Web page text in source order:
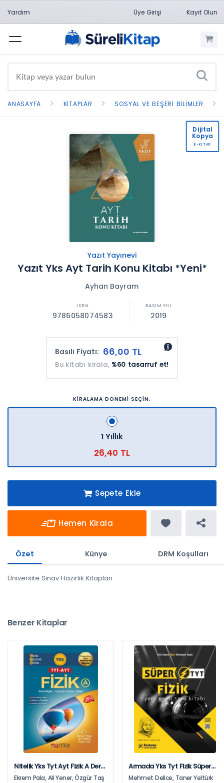
Yardım Üye Girişi Kayıt Olun
Menü
ANASAYFA KITAPLAR SOSYAL VE BEŞERI BILIMLER
Yazıt Yayınevi
Yazıt Yks Ayt Tarih Konu Kitabı *Yeni*
Ayhan Bayram
9786058074583 2019
Basılı Fiyatı: 66,00 TL
Bu kitabı kirala, %60 tasarruf et!
KİRALAMA DÖNEMİ SEÇİN:
1 Yıllık
26,40 TL
Sepete Ekle
Hemen Kirala
Özet Künye DRM Koşulları
Üniversite Sınav Hazırlık Kitapları
Dijital
Kopya
E-KİTAP
Benzer Kitaplar
Nitelik Yks Tyt Ayt Fizik A Ders
İşleme Kitabı
Ekrem Pala, Ali Yener, Özgür Taş
Armada Yks Tyt Fizik Süper
Soru Kitabı Yeni NesilMehmet Delice, Taner Yeltürk